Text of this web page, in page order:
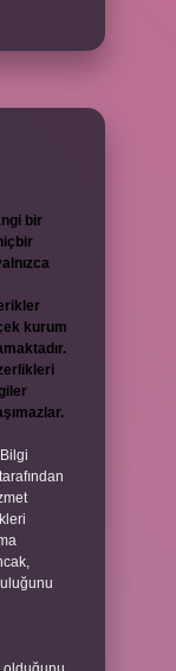
bir
kurum